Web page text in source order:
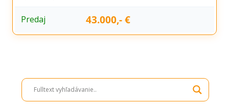
Predaj 43.000,- €